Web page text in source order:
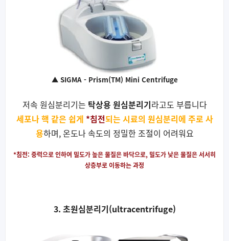
▲ SIGMA - Prism(TM) Mini Centrifuge
저속 원심분리기는 탁상용 원심분리기라고도 부릅니다
세포나 핵 같은 쉽게 *침전되는 시료의 원심분리에 주로 사
용하며, 온도나 속도의 정밀한 조절이 어려워요
*침전: 중력으로 인하여 밀도가 높은 물질은 바닥으로, 밀도가 낮은 물질은 서서히
상층부로 이동하는 과정
3. 초원심분리기(ultracentrifuge)